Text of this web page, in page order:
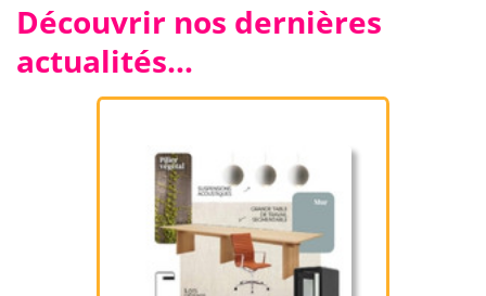
Découvrir nos dernières
actualités…